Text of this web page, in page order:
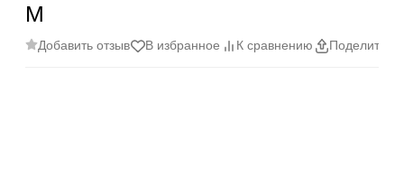
М
Добавить отзыв В избранное К сравнению Поделиться